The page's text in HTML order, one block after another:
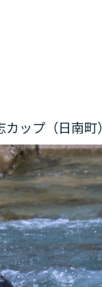
ップ（日南町）